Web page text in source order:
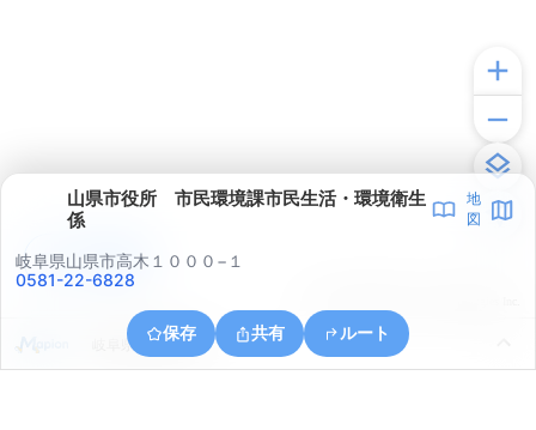
山県市役所 市民環境課市民生活・環境衛生
係
地
図
岐阜県山県市高木１０００−１
0581-22-6828
保存 共有 ルート
岐阜県山県市高木
アプリで見る